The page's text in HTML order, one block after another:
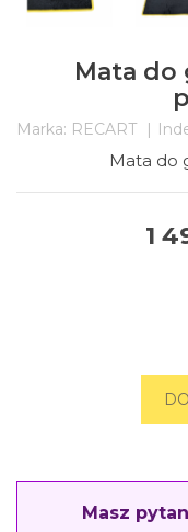
Mata do
Marka: RECART
Mata do
1
Masz